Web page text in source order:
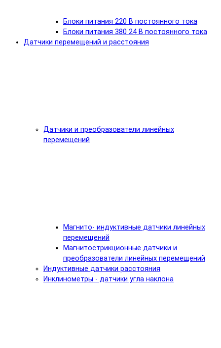
Блоки питания 220 В постоянного тока
Блоки питания 380 24 В постоянного тока
Датчики перемещений и расстояния
Датчики и преобразователи линейных
перемещений
Магнито- индуктивные датчики линейных
перемещений
Магнитострикционные датчики и
преобразователи линейных перемещений
Индуктивные датчики расстояния
Инклинометры - датчики угла наклона